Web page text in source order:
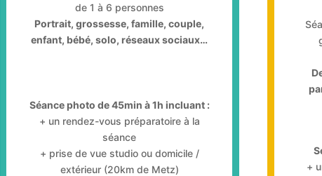
de 1 à 6 personnes
Portrait, grossesse, famille, couple,
enfant, bébé, solo, réseaux sociaux…
Séance photo de 45min à 1h incluant :
+ un rendez-vous préparatoire à la
séance
+ prise de vue studio ou domicile /
extérieur (20km de Metz)
+